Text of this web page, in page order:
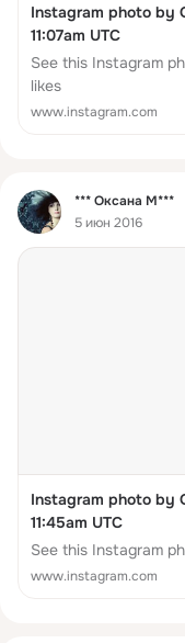
Instagram photo by
11:07am UTC
See this Instagram
likes
www.instagram.com
Фид
*** Оксана М***
5 июн 2016
Instagram photo by
11:45am UTC
See this Instagram
www.instagram.com